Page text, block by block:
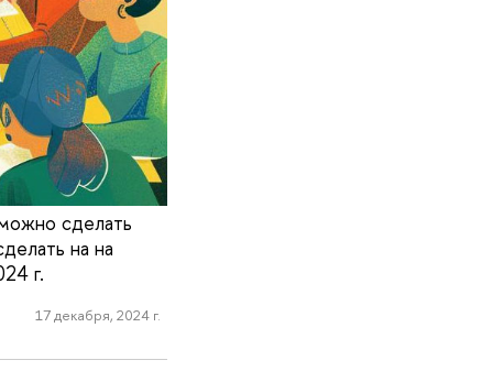
сделать
на на
г.
17 декабря, 2024 г.